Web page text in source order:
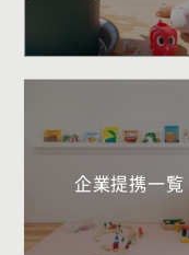
企業提携一覧